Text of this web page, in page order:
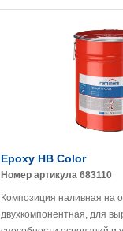
Epoxy HB Color
Номер артикула 683110
Композиция наливная на
двухкомпонентная, для